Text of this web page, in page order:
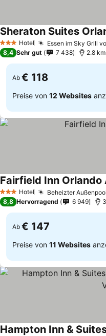
3 SterneHotel Essen im Sky Grill
Sheraton Suites
8,4 Sehr gut 7 438 2.8
Ab € 118
Preise von 12 Websites
3 SterneHotel Beheizter
Fairfield Inn
8,8 Hervorragend 6 949
Ab € 147
Preise von 11 Websites